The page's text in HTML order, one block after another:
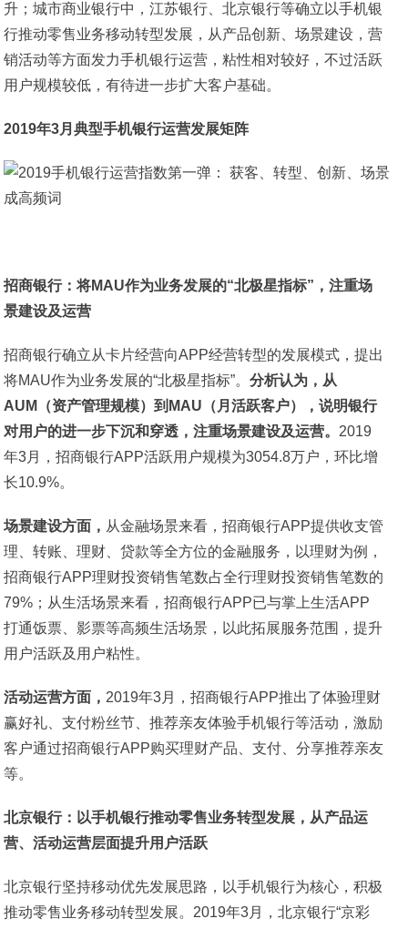
升；城市商业银行中，江苏银行、北京银行等确立以手机银
行推动零售业务移动转型发展，从产品创新、场景建设，营
销活动等方面发力手机银行运营，粘性相对较好，不过活跃
用户规模较低，有待进一步扩大客户基础。
2019年3月典型手机银行运营发展矩阵
招商银行：将MAU作为业务发展的“北极星指标”，注重场
景建设及运营
招商银行确立从卡片经营向APP经营转型的发展模式，提出
将MAU作为业务发展的“北极星指标”。分析认为，从
AUM（资产管理规模）到MAU（月活跃客户），说明银行
对用户的进一步下沉和穿透，注重场景建设及运营。 2019
年3月，招商银行APP活跃用户规模为3054.8万户，环比增
长10.9%。
场景建设方面， 从金融场景来看，招商银行APP提供收支管
理、转账、理财、贷款等全方位的金融服务，以理财为例，
招商银行APP理财投资销售笔数占全行理财投资销售笔数的
79%；从生活场景来看，招商银行APP已与掌上生活APP
打通饭票、影票等高频生活场景，以此拓展服务范围，提升
用户活跃及用户粘性。
活动运营方面， 2019年3月，招商银行APP推出了体验理财
赢好礼、支付粉丝节、推荐亲友体验手机银行等活动，激励
客户通过招商银行APP购买理财产品、支付、分享推荐亲友
等。
北京银行：以手机银行推动零售业务转型发展，从产品运
营、活动运营层面提升用户活跃
北京银行坚持移动优先发展思路，以手机银行为核心，积极
推动零售业务移动转型发展。2019年3月，北京银行“京彩